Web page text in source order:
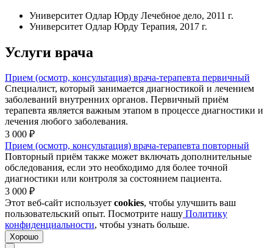
Университет Одлар Юрду Лечебное дело, 2011 г.
Университет Одлар Юрду Терапия, 2017 г.
Услуги врача
Прием (осмотр, консультация) врача-терапевта первичный
Специалист, который занимается диагностикой и лечением
заболеваний внутренних органов. Первичный приём
терапевта является важным этапом в процессе диагностики и
лечения любого заболевания.
3 000 ₽
Прием (осмотр, консультация) врача-терапевта повторный
Повторный приём также может включать дополнительные
обследования, если это необходимо для более точной
диагностики или контроля за состоянием пациента.
3 000 ₽
Этот веб-сайт использует cookies, чтобы улучшить ваш
пользовательский опыт. Посмотрите нашу Политику
конфиденциальности, чтобы узнать больше.
Хорошо